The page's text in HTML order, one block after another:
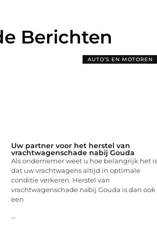
Berichten
AUTO’S EN MOTOREN
Uw partner voor het herstel van
vrachtwagenschade nabij Gouda
Als ondernemer weet u hoe belangrijk het is
dat uw vrachtwagens altijd in optimale
conditie verkeren. Herstel van
vrachtwagenschade nabij Gouda is dan ook
een
...